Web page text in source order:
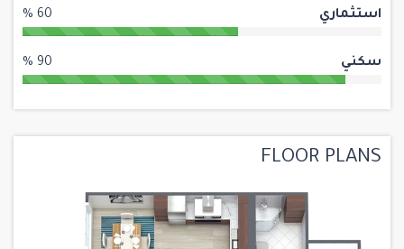
استثماري 60 %
سكني 90 %
FLOOR PLANS